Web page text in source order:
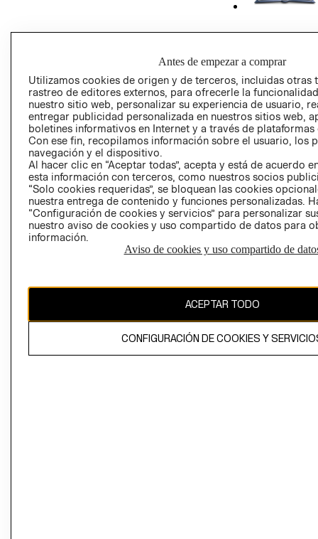
GIFT CARD
AVISO DE
Perú (S/)
CAMBIAR REGIÓN
propiedad de H&M Hennes & Mauritz AB
Antes de empezar a comprar
Utilizamos cookies de origen y de terceros, incluidas otras
rastreo de editores externos, para ofrecerle la
nuestro sitio web, personalizar su experiencia de usuario,
entregar publicidad personalizada en nuestros sitios web,
boletines informativos en Internet y a través de plataformas
Con ese fin, recopilamos información sobre el usuario, los
navegación y el dispositivo.
Al hacer clic en “Aceptar todas”, acepta y está de acuerdo
esta información con terceros, como nuestros socios
“Solo cookies requeridas”, se bloquean las cookies
nuestra entrega de contenido y funciones personalizadas.
“Configuración de cookies y servicios” para personalizar
nuestro aviso de cookies y uso compartido de datos para
información.
Aviso de cookies y uso compartido de
ACEPTAR TODO
CONFIGURACIÓN DE COOKIES Y